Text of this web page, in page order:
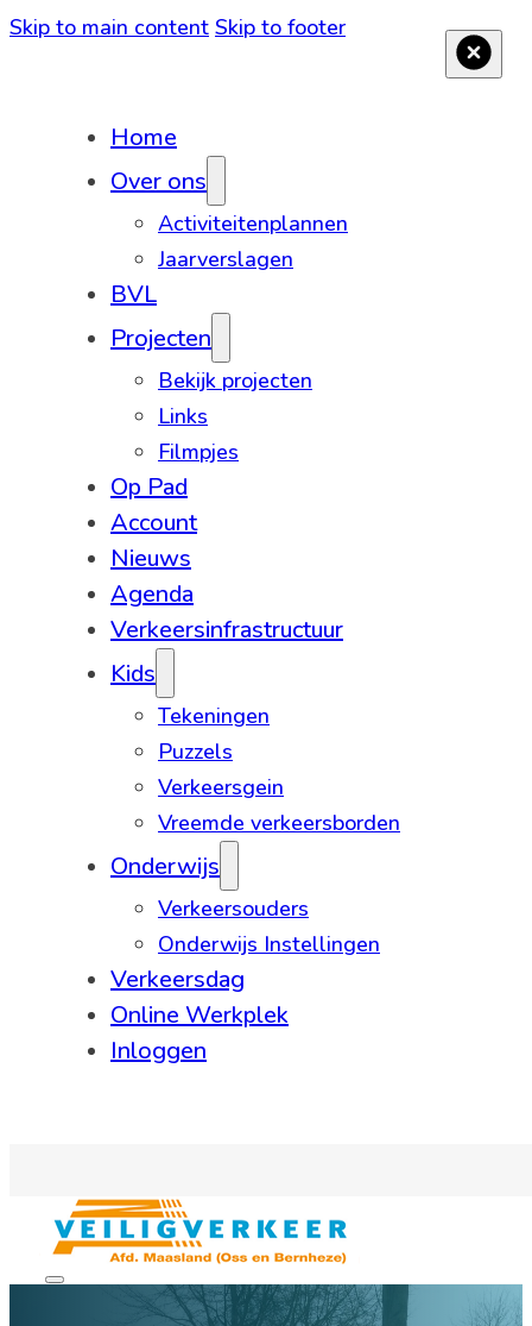
Skip to main content Skip to footer
Home
Over ons
Activiteitenplannen
Jaarverslagen
BVL
Projecten
Bekijk projecten
Links
Filmpjes
Op Pad
Account
Nieuws
Agenda
Verkeersinfrastructuur
Kids
Tekeningen
Puzzels
Verkeersgein
Vreemde verkeersborden
Onderwijs
Verkeersouders
Onderwijs Instellingen
Verkeersdag
Online Werkplek
Inloggen